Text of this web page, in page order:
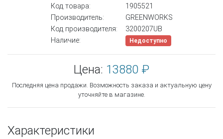
Код товара:
1905521
Производитель:
GREENWORKS
Код производителя:
3200207UB
Наличие:
Недоступно
Цена: 13880 ₽
Последняя цена продажи. Возможность заказа и актуальную цену
уточняйте в магазине.
Характеристики